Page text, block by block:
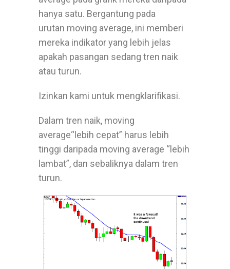
hanya satu. Bergantung pada
urutan moving average, ini memberi
mereka indikator yang lebih jelas
apakah pasangan sedang tren naik
atau turun.
Izinkan kami untuk mengklarifikasi.
Dalam tren naik, moving
average“lebih cepat” harus lebih
tinggi daripada moving average “lebih
lambat”, dan sebaliknya dalam tren
turun.